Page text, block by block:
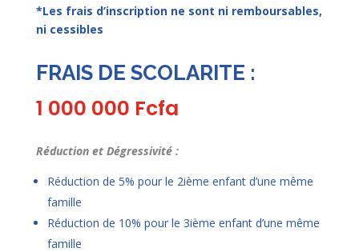
*Les frais d’inscription ne sont ni remboursables,
ni cessibles
FRAIS DE SCOLARITE :
1 000 000 Fcfa
Réduction et Dégressivité :
Réduction de 5% pour le 2ième enfant d’une même
famille
Réduction de 10% pour le 3ième enfant d’une même
famille